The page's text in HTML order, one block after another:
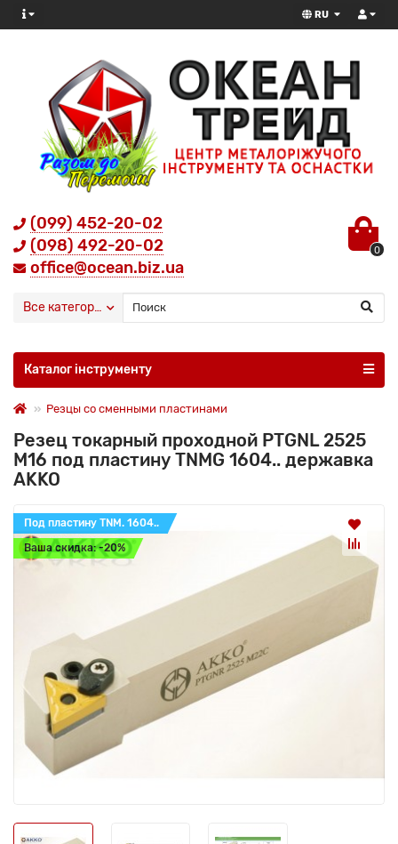
RU
(099) 452-20-02
(098) 492-20-02
office@ocean.biz.ua
0
Все категории
Каталог інструменту
Резцы со сменными пластинами
Резец токарный проходной PTGNL 2525
M16 под пластину TNMG 1604.. державка
AKKO
Под пластину TNM. 1604..
Ваша скидка: -20%